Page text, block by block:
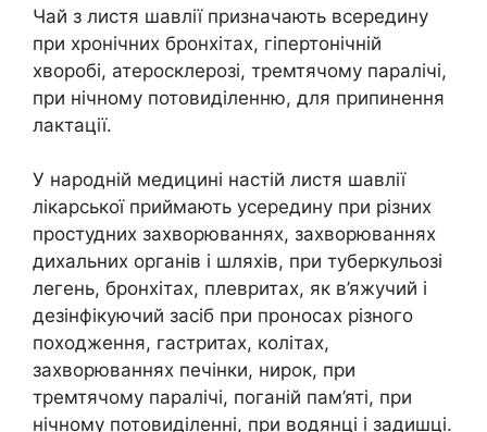
Чай з листя шавлії призначають всередину
при хронічних бронхітах, гіпертонічній
хворобі, атеросклерозі, тремтячому паралічі,
при нічному потовиділенню, для припинення
лактації.
У народній медицині настій листя шавлії
лікарської приймають усередину при різних
простудних захворюваннях, захворюваннях
дихальних органів і шляхів, при туберкульозі
легень, бронхітах, плевритах, як в’яжучий і
дезінфікуючий засіб при проносах різного
походження, гастритах, колітах,
захворюваннях печінки, нирок, при
тремтячому паралічі, поганій пам’яті, при
нічному потовиділенні, при водянці і задишці.